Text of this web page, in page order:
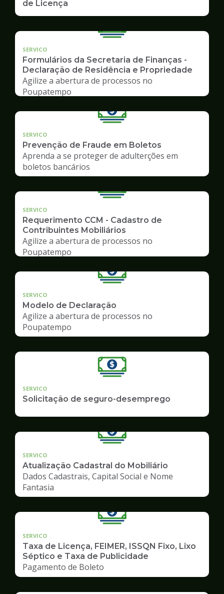
de Licença
SERVICO
Formulários da Secretaria de Finanças -
Declaração de Residência e Propriedade
Agilize a abertura de processos no
Poupatempo
SERVICO
Prevenção de Fraude em Boletos
Aprenda a se proteger de adulterções em
boletos bancários
SERVICO
Requerimento CCM - Cadastro de
Contribuintes Mobiliários
Agilize a abertura de processos no
Poupatempo
SERVICO
Modelo de Declaração
Agilize a abertura de processos no
Poupatempo
SERVICO
Solicitação de seguro-desemprego
SERVICO
Atualização Cadastral do Mobiliário
Dados Cadastrais, Capital Social e Nome
Fantasia
SERVICO
Taxa de Licença, FEIMER, ISSQN Fixo, Lixo
Séptico e Taxa de Publicidade
Pagamento de Boleto